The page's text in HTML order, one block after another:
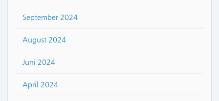
September 2024
August 2024
Juni 2024
April 2024